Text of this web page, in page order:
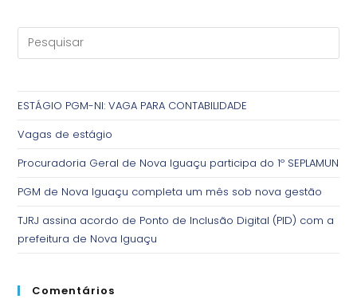
ESTÁGIO PGM-NI: VAGA PARA CONTABILIDADE
Vagas de estágio
Procuradoria Geral de Nova Iguaçu participa do 1º SEPLAMUN
PGM de Nova Iguaçu completa um mês sob nova gestão
TJRJ assina acordo de Ponto de Inclusão Digital (PID) com a
prefeitura de Nova Iguaçu
Comentários